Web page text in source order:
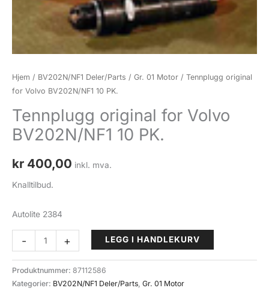
Hjem / BV202N/NF1 Deler/Parts / Gr. 01 Motor / Tennplugg original
for Volvo BV202N/NF1 10 PK.
Tennplugg original for Volvo
BV202N/NF1 10 PK.
kr 400,00 inkl. mva.
Knalltilbud.
Autolite 2384
-
Tennplugg
original
for
Volvo
+ LEGG I HANDLEKURV
Produktnummer: 87112586
Kategorier: BV202N/NF1 Deler/Parts, Gr. 01 Motor